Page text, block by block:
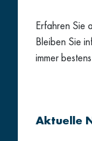
Erfahren Sie
Bleiben Sie
immer
Aktuelle